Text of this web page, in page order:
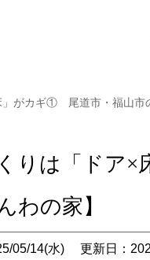
がカギ① 尾道市・福山市
りは「ドア
わの家】
05/14(水) 更新日：